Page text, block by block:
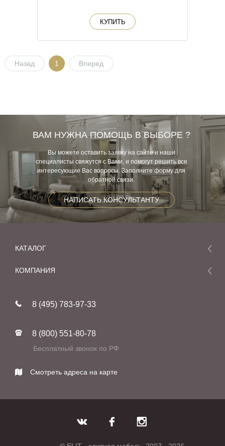
КУПИТЬ
Назад 1 Вперед
ВАМ НУЖНА ПОМОЩЬ В ВЫБОРЕ ?
Вы можете оставить заявку на сайте и наши
специалисты свяжутся с Вами, и помогут решить все
интересующие Вас вопросы. Заполните форму для
обратной связи.
НАПИСАТЬ КОНСУЛЬТАНТУ
КАТАЛОГ
Мебель
Фабрики
КОМПАНИЯ
Реставрация
Контакты
8 (495) 783-97-33
8 (800) 551-80-78
Бесплатный звонок по РФ
Смотреть адреса на карте